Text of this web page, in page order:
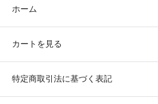
ホーム
カートを見る
特定商取引法に基づく表記